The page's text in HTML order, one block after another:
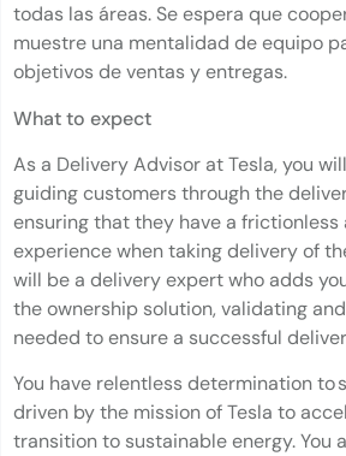
todas las áreas. Se espera que
muestre una mentalidad de equipo
objetivos de ventas y entregas.
What to expect
As a Delivery Advisor at Tesla, you
guiding customers through the
ensuring that they have a frictionless
experience when taking delivery of
will be a delivery expert who adds
the ownership solution, validating
needed to ensure a successful
You have relentless determination to
driven by the mission of Tesla to
transition to sustainable energy. You